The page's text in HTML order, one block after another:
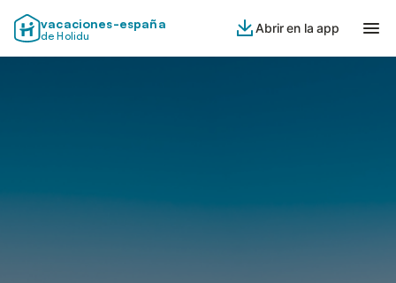
vacaciones-españa
de Holidu
Abrir en la app